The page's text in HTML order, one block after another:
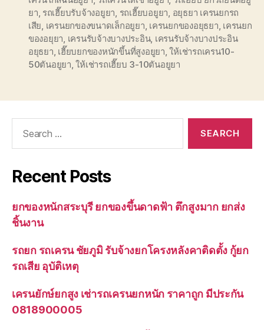
ยา รถเฮี๊ยบรับจ้างอยูยา รถเฮี๊ยบอยูยา อยุธยา เครนยกรถ
เสีย เครนยกของขนาดเล็กอยูยา เครนยกของอยุธยา เครนยก
ของอยุยา เครนรับจ้างบางประอิน, เครนรับจ้างบางประอิน
อยุธยา เฮี๊ยบยกของหนักขึ้นที่สูงอยูยา ,ให้เช่ารถเครน10-
50ตันอยูยา ,ให้เช่ารถเฮี๊ยบ 3-10ตันอยูยา
Recent Posts
ยกของหนักสระบุรี ยกของขึ้นดาดฟ้า ตึกสูงมาก ยกส่ง
ชิ้นงาน
รถยก รถเครน ชัยภูมิ รับจ้างยกโครงหลังคาติดตั้ง กู้ยก
รถเสีย อุบัติเหตุ
เครนยักษ์ยกสูง เช่ารถเครนยกหนัก ราคาถูก มีประกัน
0818900005